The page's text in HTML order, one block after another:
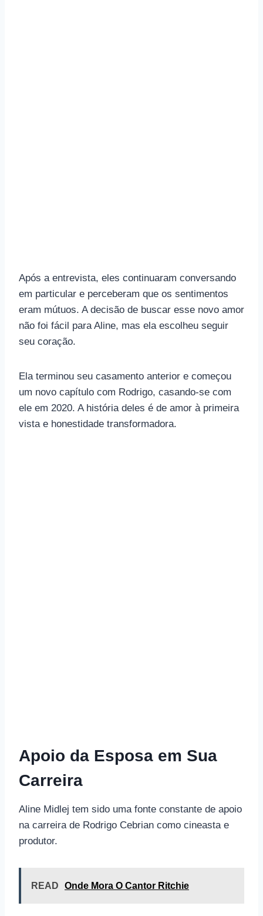
Após a entrevista, eles continuaram conversando
em particular e perceberam que os sentimentos
eram mútuos. A decisão de buscar esse novo amor
não foi fácil para Aline, mas ela escolheu seguir
seu coração.
Ela terminou seu casamento anterior e começou
um novo capítulo com Rodrigo, casando-se com
ele em 2020. A história deles é de amor à primeira
vista e honestidade transformadora.
Apoio da Esposa em Sua
Carreira
Aline Midlej tem sido uma fonte constante de apoio
na carreira de Rodrigo Cebrian como cineasta e
produtor.
READ Onde Mora O Cantor Ritchie